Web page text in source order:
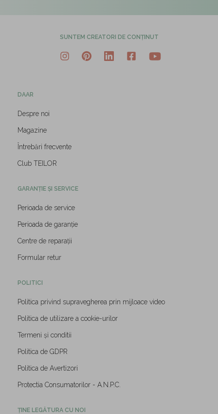
SUNTEM CREATORI DE CONȚINUT
DAAR
Despre noi
Magazine
Întrebări frecvente
Club TEILOR
GARANȚIE ȘI SERVICE
Perioada de service
Perioada de garanție
Centre de reparații
Formular retur
POLITICI
Politica privind supravegherea prin mijloace video
Politica de utilizare a cookie-urilor
Termeni și conditii
Politica de GDPR
Politica de Avertizori
Protectia Consumatorilor - A.N.P.C.
ȚINE LEGĂTURA CU NOI